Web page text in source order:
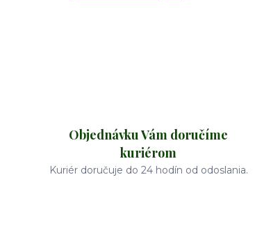
Objednávku Vám doručíme
kuriérom
Kuriér doručuje do 24 hodín od odoslania.